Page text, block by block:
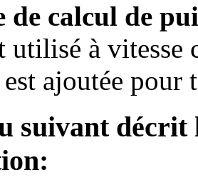
de calcul de
utilisé à vitesse
ajoutée
suivant décrit